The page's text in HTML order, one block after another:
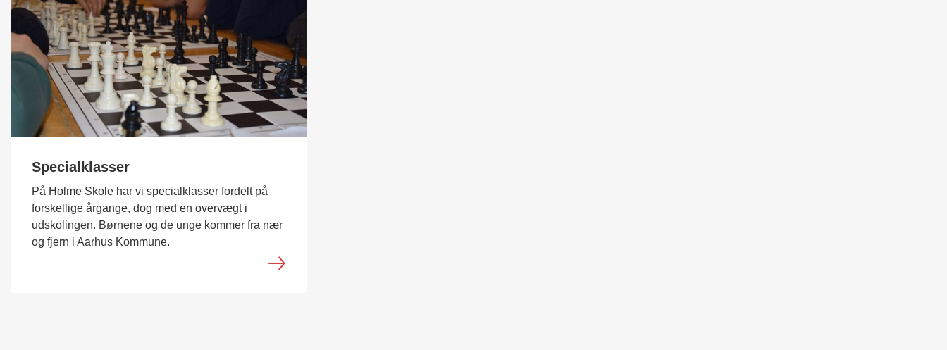
Specialklasser
På Holme Skole har vi specialklasser fordelt på
forskellige årgange, dog med en overvægt i
udskolingen. Børnene og de unge kommer fra nær
og fjern i Aarhus Kommune.